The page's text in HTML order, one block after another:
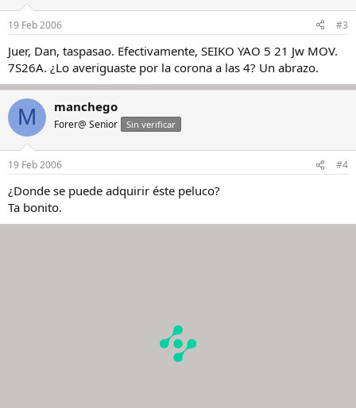
19 Feb 2006 #3
Juer, Dan, taspasao. Efectivamente, SEIKO YAO 5 21 Jw MOV.
7S26A. ¿Lo averiguaste por la corona a las 4? Un abrazo.
M manchego
Forer@ Senior Sin verificar
19 Feb 2006 #4
¿Donde se puede adquirir éste peluco?
Ta bonito.